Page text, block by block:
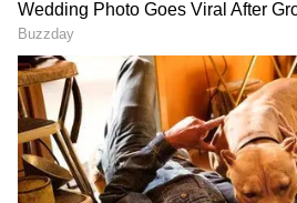
హైదరాబాద్ నగరం విస్తరిస్తున్న కొద్దీ,
సవాలుగా మారింది. ప్రస్తుతం ఉన్న
ఎలివేటెడ్ కారిడార్‌లు కొంతవరకు
కలిగించినప్పటికీ, ట్రాఫిక్ సమస్య
లేదు. ఈ నేపథ్యంలో, భూగర్భ
పరిష్కారం కోసం తెలంగాణ